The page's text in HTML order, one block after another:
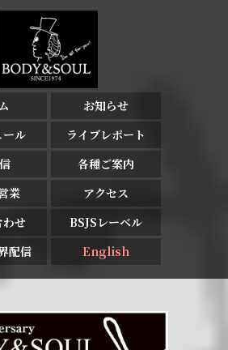
お知らせ
ール
ライブレポート
各種ご案内
業
アクセス
わせ
BSJSレーベル
配信
English